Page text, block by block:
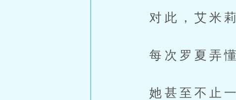
对此，艾米莉
每次罗夏弄懂
她甚至不止一